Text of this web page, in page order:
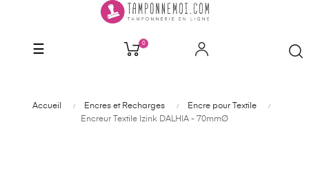
Basculer
☰ 0
Accueil Encres et Recharges
Encre pour Textile
Encreur Textile Izink DALHIA - 70mmØ